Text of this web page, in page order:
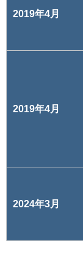
2019年4月
2019年4月
2024年3月